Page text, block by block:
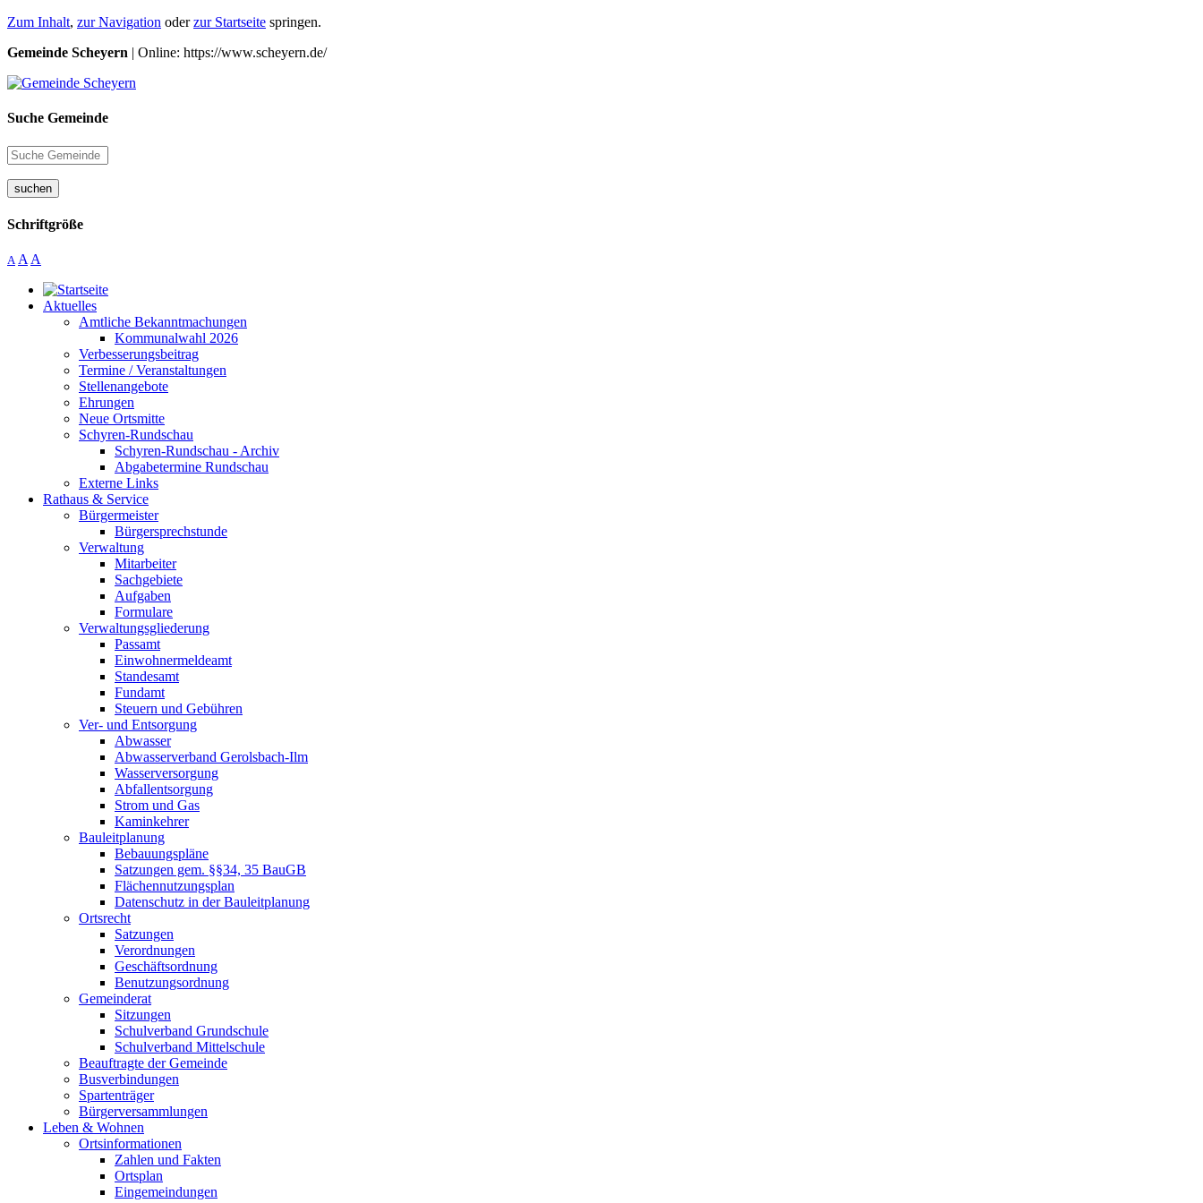
Zum Inhalt, zur Navigation oderzur Startseite springen.
Gemeinde Scheyern | Online: https://www.scheyern.de/
Suche Gemeinde
suchen
Schriftgröße
A A A
Aktuelles
Amtliche Bekanntmachungen
Kommunalwahl 2026
Verbesserungsbeitrag
Termine / Veranstaltungen
Stellenangebote
Ehrungen
Neue Ortsmitte
Schyren-Rundschau
Schyren-Rundschau - Archiv
Abgabetermine Rundschau
Externe Links
Rathaus & Service
Bürgermeister
Bürgersprechstunde
Verwaltung
Mitarbeiter
Sachgebiete
Aufgaben
Formulare
Verwaltungsgliederung
Passamt
Einwohnermeldeamt
Standesamt
Fundamt
Steuern und Gebühren
Ver- und Entsorgung
Abwasser
Abwasserverband Gerolsbach-Ilm
Wasserversorgung
Abfallentsorgung
Strom und Gas
Kaminkehrer
Bauleitplanung
Bebauungspläne
Satzungen gem. §§34, 35 BauGB
Flächennutzungsplan
Datenschutz in der Bauleitplanung
Ortsrecht
Satzungen
Verordnungen
Geschäftsordnung
Benutzungsordnung
Gemeinderat
Sitzungen
Schulverband Grundschule
Schulverband Mittelschule
Beauftragte der Gemeinde
Busverbindungen
Spartenträger
Bürgerversammlungen
Leben & Wohnen
Ortsinformationen
Zahlen und Fakten
Ortsplan
Eingemeindungen